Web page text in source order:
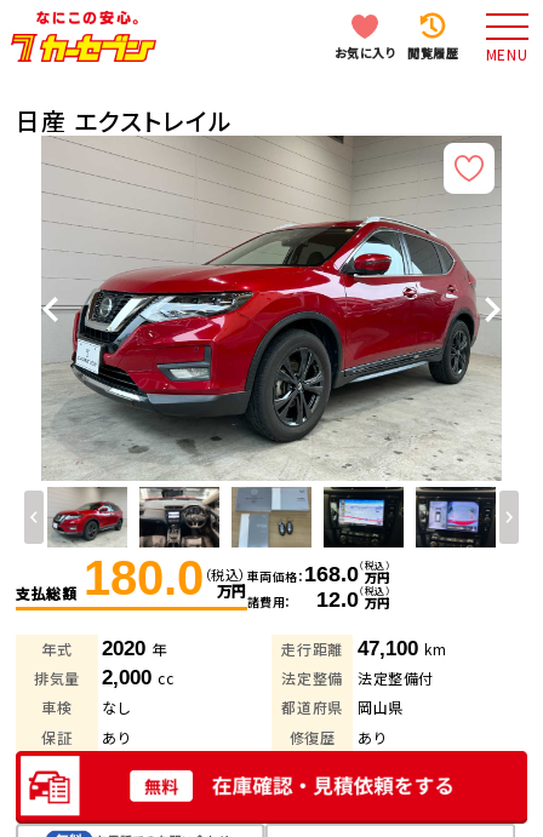
お気に入り 閲覧履歴 MENU
日産 エクストレイル
支払総額 180.0 （税込）
万円
車両価格 168.0（税込）
万円
諸費用
12.0（税込）
万円
年式 2020 年 走行距離 47,100 km
排気量
2,000cc 法定整備
法定整備付
車検
なし 都道府県
岡山県
保証
あり 修復歴 あり